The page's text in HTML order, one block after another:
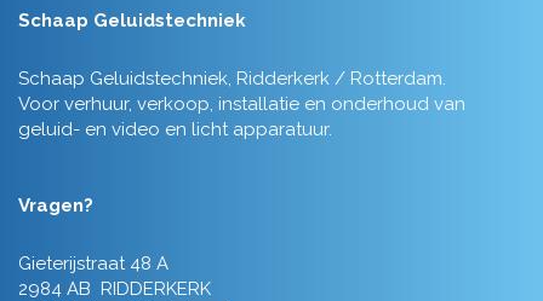
Schaap Geluidstechniek
Schaap Geluidstechniek, Ridderkerk / Rotterdam.
Voor verhuur, verkoop, installatie en onderhoud van
geluid- en video en licht apparatuur.
Vragen?
Gieterijstraat 48 A
2984 AB RIDDERKERK